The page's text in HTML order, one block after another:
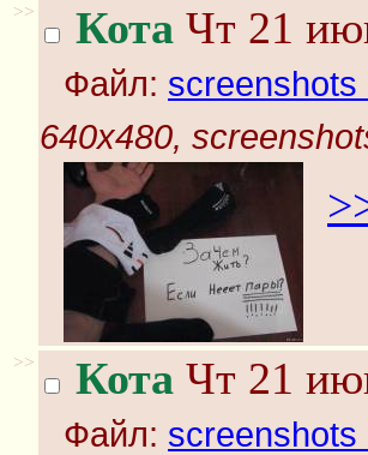
>> Кота Чт 21
Файл: screenshots
640x480,
>> Кота Чт 21
Файл: screenshots